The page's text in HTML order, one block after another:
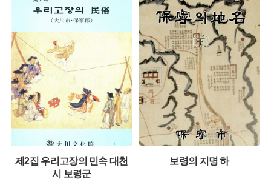
유형 :
발행 :
생산 :
제2집 우리고장의 민속 대천
시 보령군
유형 :
발행 :
생산 :
보령의 지명 하